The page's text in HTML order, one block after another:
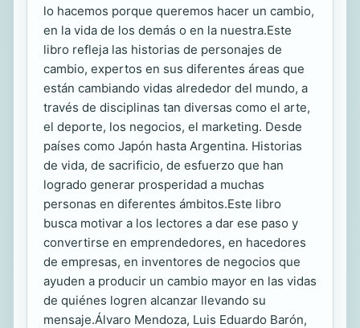
lo hacemos porque queremos hacer un cambio,
en la vida de los demás o en la nuestra.Este
libro refleja las historias de personajes de
cambio, expertos en sus diferentes áreas que
están cambiando vidas alrededor del mundo, a
través de disciplinas tan diversas como el arte,
el deporte, los negocios, el marketing. Desde
países como Japón hasta Argentina. Historias
de vida, de sacrificio, de esfuerzo que han
logrado generar prosperidad a muchas
personas en diferentes ámbitos.Este libro
busca motivar a los lectores a dar ese paso y
convertirse en emprendedores, en hacedores
de empresas, en inventores de negocios que
ayuden a producir un cambio mayor en las vidas
de quiénes logren alcanzar llevando su
mensaje.Álvaro Mendoza, Luis Eduardo Barón,